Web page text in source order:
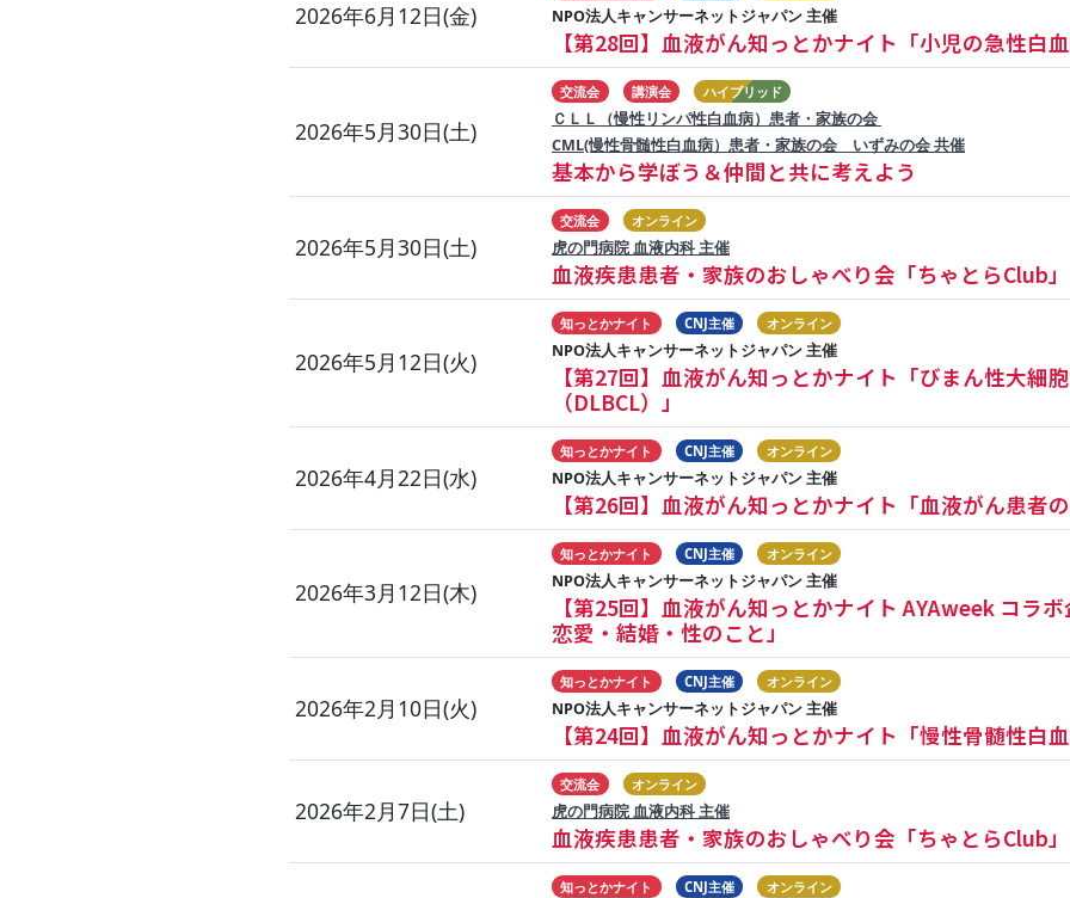
2026年6月12日(金) NPO法人キャンサーネットジャパン 主催
【第28回】血液がん知っとかナイト「小児の急性白血
2026年5月30日(土)
交流会 講演会 ハイブリッド
ＣＬＬ（慢性リンパ性白血病）患者・家族の会
CML(慢性骨髄性白血病）患者・家族の会 いずみの会 共催
基本から学ぼう＆仲間と共に考えよう
2026年5月30日(土)
交流会 オンライン
虎の門病院 血液内科 主催
血液疾患患者・家族のおしゃべり会「ちゃとらClub」
2026年5月12日(火)
知っとかナイト CNJ主催 オンライン
NPO法人キャンサーネットジャパン 主催
【第27回】血液がん知っとかナイト「びまん性大細
（DLBCL）」
2026年4月22日(水)
知っとかナイト CNJ主催 オンライン
NPO法人キャンサーネットジャパン 主催
【第26回】血液がん知っとかナイト「血液がん患者の
2026年3月12日(木)
知っとかナイト CNJ主催 オンライン
NPO法人キャンサーネットジャパン 主催
【第25回】血液がん知っとかナイト AYAweek コラ
恋愛・結婚・性のこと」
2026年2月10日(火)
知っとかナイト CNJ主催 オンライン
NPO法人キャンサーネットジャパン 主催
【第24回】血液がん知っとかナイト「慢性骨髄性白血
2026年2月7日(土)
交流会 オンライン
虎の門病院 血液内科 主催
血液疾患患者・家族のおしゃべり会「ちゃとらClub」
知っとかナイト CNJ主催 オンライン